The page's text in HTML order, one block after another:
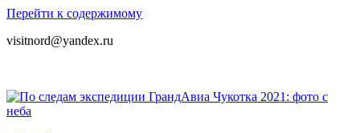
Перейти к содержимому
visitnord@yandex.ru